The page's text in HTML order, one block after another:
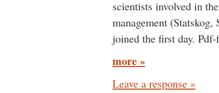
scientists involved in
management
joined the first day.
more »
Leave a response »